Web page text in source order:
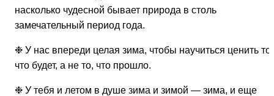
насколько чудесной бывает природа в столь
замечательный период года.
❉ У нас впереди целая зима, чтобы научиться ценить то,
что будет, а не то, что прошло.
❉ У тебя и летом в душе зима и зимой — зима, и еще